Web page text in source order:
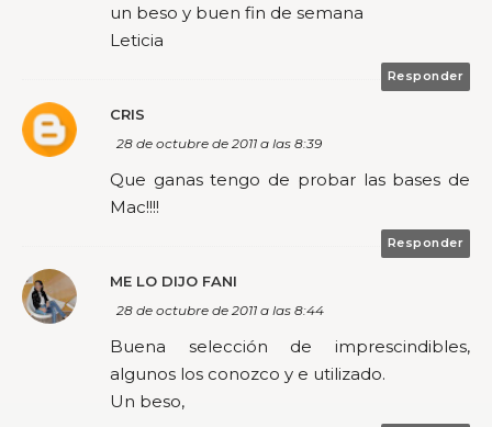
un beso y buen fin de semana
Leticia
Responder
CRIS
28 de octubre de 2011 a las 8:39
Que ganas tengo de probar las bases de
Mac!!!!
Responder
ME LO DIJO FANI
28 de octubre de 2011 a las 8:44
Buena selección de imprescindibles,
algunos los conozco y e utilizado.
Un beso,